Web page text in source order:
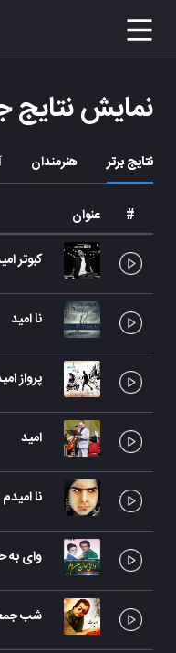
نمایش نتایج
نتایج برتر هنرمندان
# عنوان
کبوتر
نا امید
پرواز
امید
نا
وای به
شب